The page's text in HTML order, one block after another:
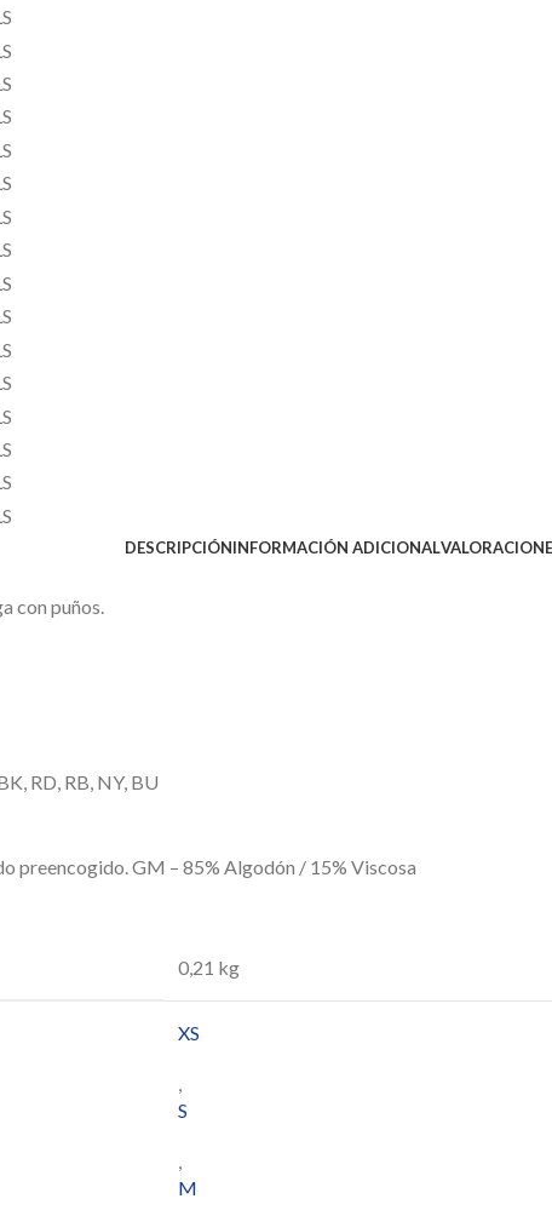
DESCRIPCIÓNINFORMACIÓN ADICIONAL
con puños.
RD, RB, NY, BU
preencogido. GM – 85% Algodón / 15% Viscosa
0,21 kg
XS
,
S
,
M